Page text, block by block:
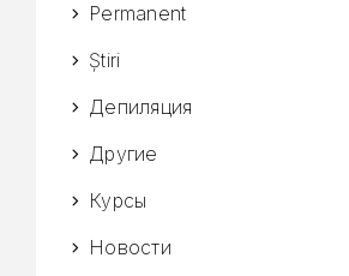
Permanent
Știri
Депиляция
Другие
Курсы
Новости